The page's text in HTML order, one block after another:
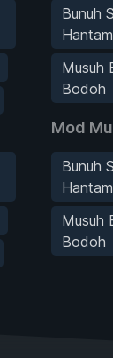
Bunuh
Hantam
Musuh
Bodoh
Mod
Bunuh
Hantam
Musuh
Bodoh